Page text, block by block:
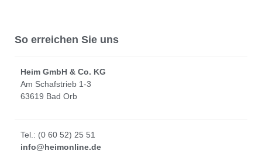
So erreichen Sie uns
Heim GmbH & Co. KG
Am Schafstrieb 1-3
63619 Bad Orb
Tel.: (0 60 52) 25 51
info@heimonline.de